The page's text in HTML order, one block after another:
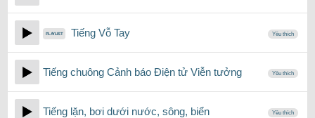
Tiếng Vỗ Tay Yêu thích
Tiếng chuông Cảnh báo Điện tử Viễn tưởng Yêu thích
Tiếng lặn, bơi dưới nước, sông, biển Yêu thích